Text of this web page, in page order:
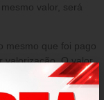
valor, será
mesmo que foi pago
valorização. O valor